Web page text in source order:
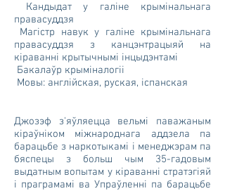
Кандыдат у галіне крымінальнага
правасуддзя
Магістр навук у галіне крымінальнага
правасуддзя з канцэнтрацыяй на
кіраванні крытычнымі інцыдэнтамі
Бакалаўр крыміналогіі
Мовы: англійская, руская, іспанская
Джозэф з'яўляецца вельмі паважаным
кіраўніком міжнароднага аддзела па
барацьбе з наркотыкамі і менеджэрам па
бяспецы з больш чым 35-гадовым
выдатным вопытам у кіраванні стратэгіяй
і праграмамі ва Упраўленні па барацьбе